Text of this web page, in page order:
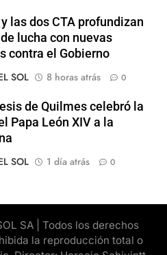
y las dos CTA profundizan
lucha con nuevas
contra el Gobierno
SOL
8 horas atrás 0
de Quilmes celebró la
Papa León XIV a la
SOL
1 día atrás 0
SA | Todos los derechos
la reproducción total o